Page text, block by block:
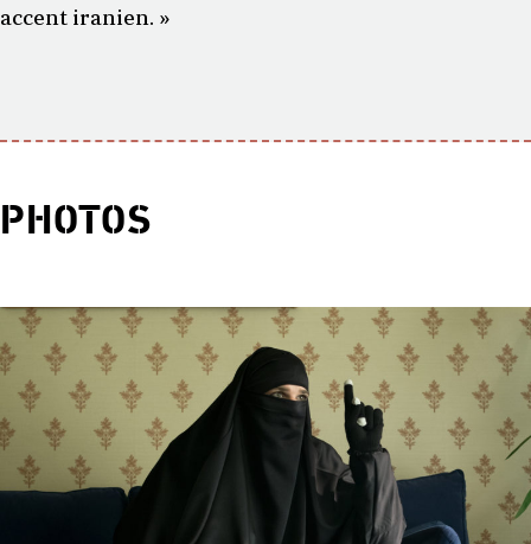
accent iranien. »
PHOTOS